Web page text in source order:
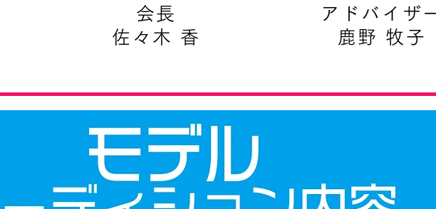
会長
佐々木 香
アドバイザ
鹿野 牧子